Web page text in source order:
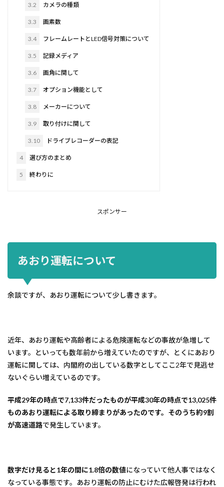
3.2 カメラの種類
3.3 画素数
3.4 フレームレートとLED信号対策について
3.5 記録メディア
3.6 画角に関して
3.7 オプション機能として
3.8 メーカーについて
3.9 取り付けに関して
3.10 ドライブレコーダーの表記
4 選び方のまとめ
5 終わりに
スポンサー
あおり運転について
余談ですが、あおり運転について少し書きます。
近年、あおり運転や高齢者による危険運転などの事故が急増して
います。といっても数年前から増えていたのですが、とくにあおり
運転に関しては、内閣府の出している数字としてここ2年で見逃せ
ないぐらい増えているのです。
平成29年の時点で7,133件だったものが平成30年の時点で13,025件
ものあおり運転による取り締まりがあったのです。そのうち約9割
が高速道路で発生しています。
数字だけ見ると1年の間に1.8倍の数値になっていて他人事ではなく
なっている事態です。あおり運転の防止にむけた広報啓発は行われ